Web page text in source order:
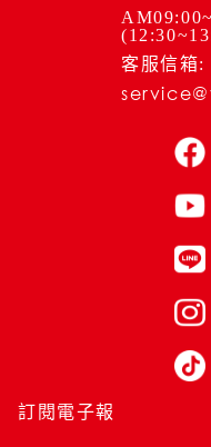
客服信箱:
訂閱電子報